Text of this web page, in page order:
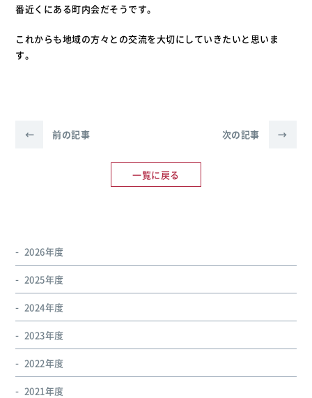
番近くにある町内会だそうです。
これからも地域の方々との交流を大切にしていきたいと思いま
す。
← 前の記事
一覧に戻る
次の記事 →
2026年度
2025年度
2024年度
2023年度
2022年度
2021年度